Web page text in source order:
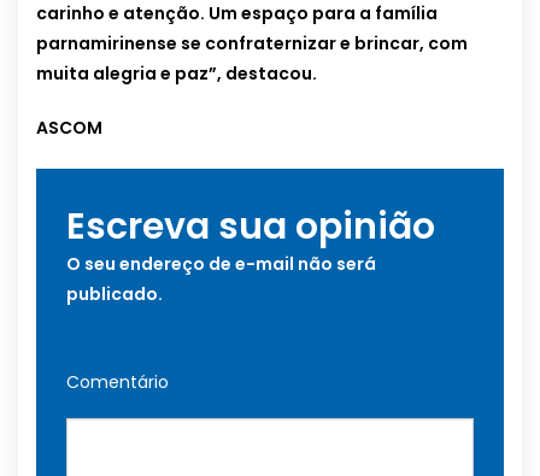
carinho e atenção. Um espaço para a família
parnamirinense se confraternizar e brincar, com
muita alegria e paz”, destacou.
ASCOM
Escreva sua opinião
O seu endereço de e-mail não será
publicado.
Comentário